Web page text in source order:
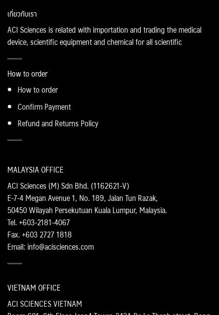
MALAYSIA OFFICE
ACI Sciences (M) Sdn Bhd. (1162621-V)
E-7-4 Megan Avenue 1, No. 189, Jalan Tun Razak,
50450 Wilayah Persekutuan Kuala Lumpur, Malaysia.
Tel. +603-2181-4067
Fax. +603 2727 1818
Email: info@acisciences.com
VIETNAM OFFICE
ACI SCIENCES VIETNAM
เกี่ยวกับเรา
ACI Sciences is related with importation and trading the medical
device, scientific equipment and chemical for all scientific
How to order
How to order
Confirm Payment
Refund and Returns Policy